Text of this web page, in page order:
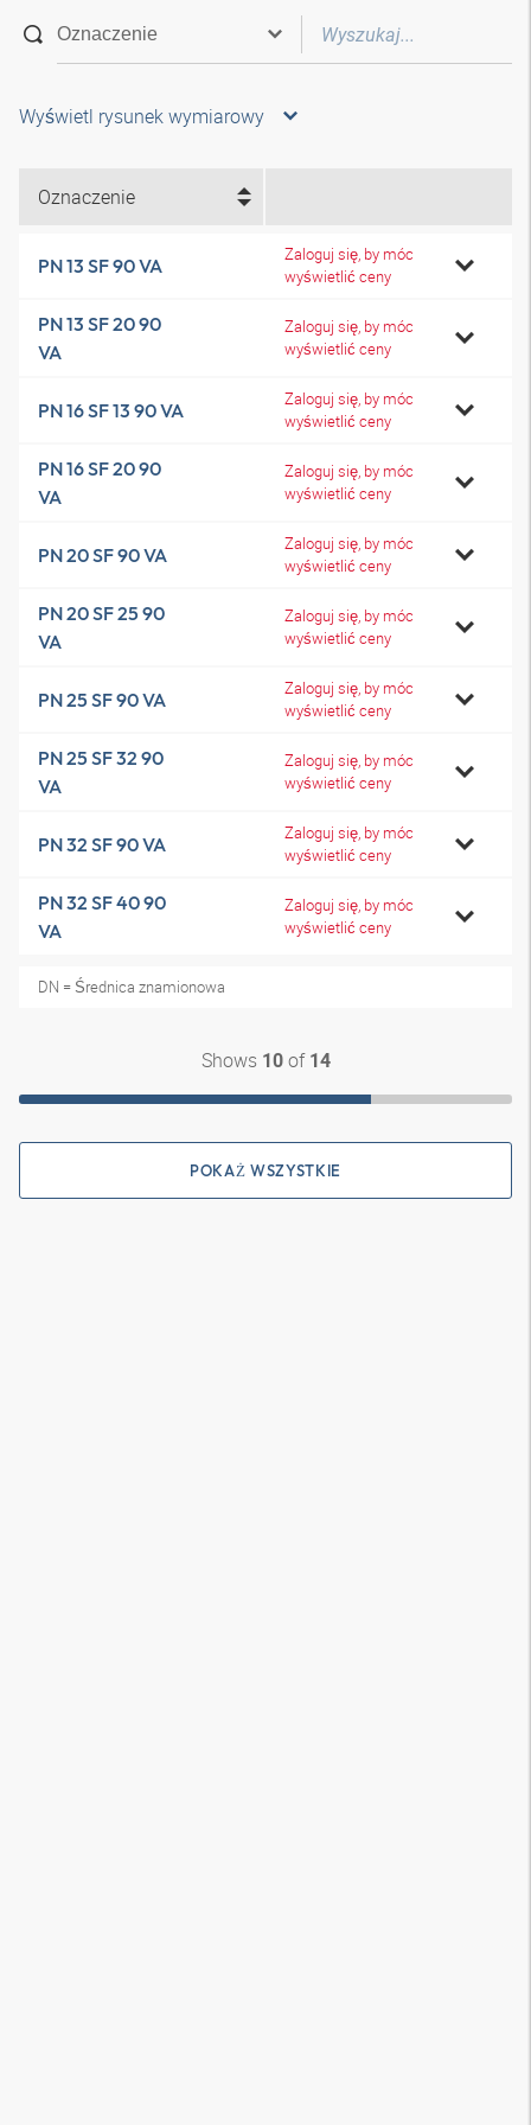
Wyświetl rysunek wymiarowy
Oznaczenie
PN 13 SF 90 VA
Zaloguj się, by móc
wyświetlić ceny
PN 13 SF 20 90
VA
Zaloguj się, by móc
wyświetlić ceny
PN 16 SF 13 90 VA
Zaloguj się, by móc
wyświetlić ceny
PN 16 SF 20 90
VA
Zaloguj się, by móc
wyświetlić ceny
PN 20 SF 90 VA
Zaloguj się, by móc
wyświetlić ceny
PN 20 SF 25 90
VA
Zaloguj się, by móc
wyświetlić ceny
PN 25 SF 90 VA
Zaloguj się, by móc
wyświetlić ceny
PN 25 SF 32 90
VA
Zaloguj się, by móc
wyświetlić ceny
PN 32 SF 90 VA
Zaloguj się, by móc
wyświetlić ceny
PN 32 SF 40 90
VA
Zaloguj się, by móc
wyświetlić ceny
DN = Średnica znamionowa
Shows 10of 14
POKAŻ WSZYSTKIE